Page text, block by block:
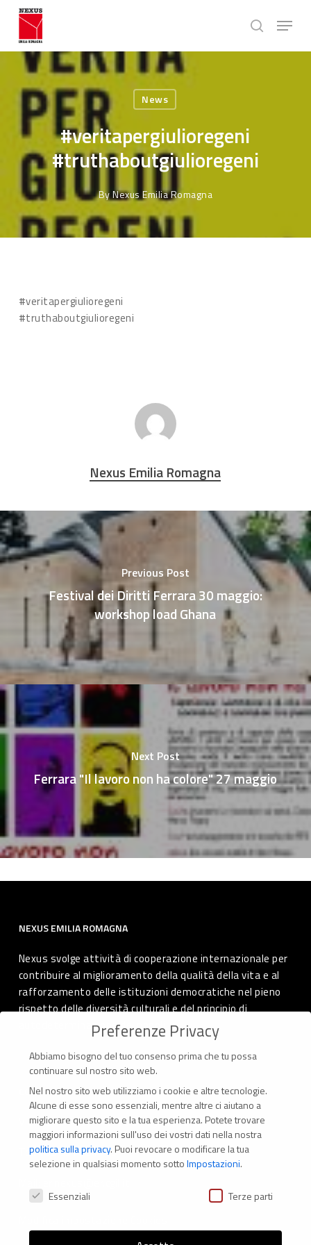
Skip
main
content
search
Menu
News
#veritapergiulioregeni
#truthaboutgiulioregeni
By Nexus Emilia Romagna
#veritapergiulioregeni
#truthaboutgiulioregeni
Nexus Emilia Romagna
Previous Post
Festival dei Diritti Ferrara 30 maggio:
workshop load Ghana
Next Post
Ferrara "Il lavoro non ha colore" 27 maggio
NEXUS EMILIA ROMAGNA
Nexus svolge attività di cooperazione internazionale per
contribuire al miglioramento della qualità della vita e al
rafforzamento delle istituzioni democratiche nel pieno
rispetto delle diversità culturali e del principio di
autodeterminazione dei popoli.
CONTATTI
Via Marconi 69 – 40122 Bologna (Italia)
Tel. +39 051 294 775
Preferenze Privacy
Abbiamo bisogno del tuo consenso prima che tu possa
continuare sul nostro sito web.
Nel nostro sito web utilizziamo i cookie e altre tecnologie.
Alcune di esse sono essenziali, mentre altre ci aiutano a
migliorare questo sito e la tua esperienza. Potete trovare
maggiori informazioni sull'uso dei vostri dati nella nostra
politica sulla privacy. Puoi revocare o modificare la tua
selezione in qualsiasi momento sottoImpostazioni.
Preferenze Privacy
Essenziali Terze parti